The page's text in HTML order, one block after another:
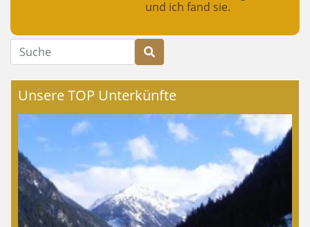
und ich fand sie.
Suche
Unsere TOP Unterkünfte